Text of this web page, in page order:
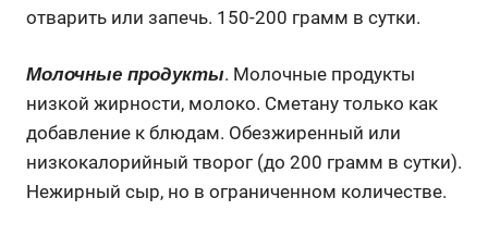
отварить или запечь. 150-200 грамм в сутки.
Молочные продукты. Молочные продукты
низкой жирности, молоко. Сметану только как
добавление к блюдам. Обезжиренный или
низкокалорийный творог (до 200 грамм в сутки).
Нежирный сыр, но в ограниченном количестве.